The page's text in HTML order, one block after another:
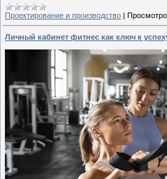
Проектирование и производство |
Личный кабинет фитнес как ключ к